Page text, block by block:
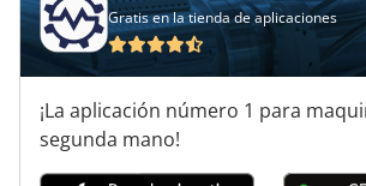
Atlas Copco Ga 45
Atlas Copco Ga 508
Atlas Copco Ga 55
Atlas Copco Ga 7
Gratis en la tienda de aplicaciones
¡La aplicación número 1 para
segunda mano!